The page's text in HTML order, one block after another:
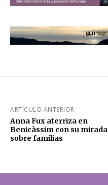
ARTÍCULO ANTERIOR
Anna Fux aterriza en
Benicàssim con su mirada
sobre familias